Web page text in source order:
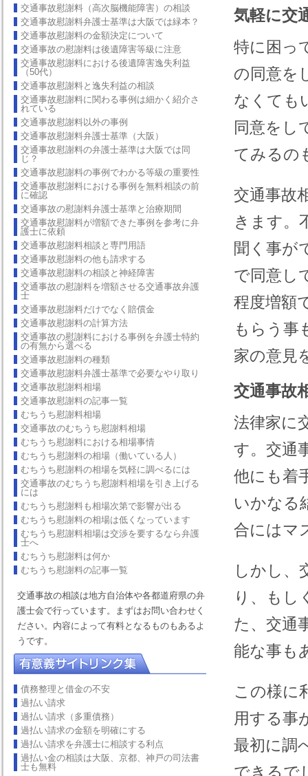
交通事故慰謝料（高次脳機能障害）の相談
交通事故慰謝料弁護士基準は大阪では緑本？
交通事故慰謝料の金額決定について
交通事故の慰謝料は後遺障害等級に注意
交通事故慰謝料における後遺障害逸失利益
（50代）
交通事故慰謝料と逸失利益の相談
交通事故慰謝料に関わる事例は細かく紹介さ
れている
交通事故慰謝料以外の事例
交通事故慰謝料弁護士基準（大阪）
交通事故慰謝料の弁護士基準は大阪では同
じ？
交通事故慰謝料の事例でわかる等級の重要性
交通事故慰謝料における事例を無料相談の前
に確認
交通事故の慰謝料弁護士基準と治療期間
交通事故慰謝料が増額できた事例を参考に弁
護士に依頼
交通事故慰謝料相談と専門用語
交通事故慰謝料の他も請求する
交通事故慰謝料の相談と神経障害
交通事故の慰謝料を増額させる交通事故弁護
士
交通事故慰謝料だけでなく賠償金
交通事故慰謝料の計算方法
交通事故の慰謝料における事例を弁護士特約
の有無から選べる
交通事故慰謝料の種類
交通事故慰謝料弁護士基準で必要なやり取り
交通事故慰謝料相場
交通事故慰謝料の記事一覧
むちうち慰謝料相場
交通事故のむちうち慰謝料相場
むちうち慰謝料における相場事情
むちうち慰謝料の相場（働いている人）
むちうち慰謝料の相場を気軽に調べるには
交通事故のむちうち慰謝料相場を引き上げる
には
むちうち慰謝料も相場次第で影響が出る
むちうち慰謝料の相場は低くなっています
むちうち慰謝料相場は交渉を要するなら弁護
士へ
むちうち慰謝料は何か
むちうち慰謝料の記事一覧
交通事故の相談は地方自治体や各都道府県の弁
護士会で行っています。まずはお問い合わせく
ださい。内容によって有料となるものもあるよ
うです。
債務整理と借金の不安
過払い請求
過払い請求（多重債務）
過払い請求の金額を明確にする
過払い請求を弁護士に相談する利点
過払い金の相談は大阪、京都、神戸の司法書
士も無料
気軽に交
特に困っ
の同意を
なくても
同意をし
てみるの
交通事故
きます。
聞く事が
で同意し
程度増額
もらう事
家の意見
交通事故
法律家に
す。交通
他にも着
いかなる
合にはマ
しかし、
り、もし
た、交通
能な事も
この様に
用する事
最初に調
できるで